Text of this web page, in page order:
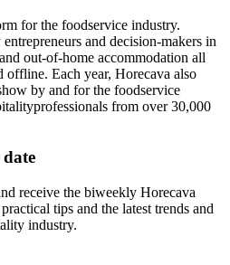
for the foodservice industry.
and decision-makers in
out-of-home accommodation all
Each year, Horecava also
by and for the foodservice
from over 30,000
receive the biweekly Horecava
tips and the latest trends and
industry.